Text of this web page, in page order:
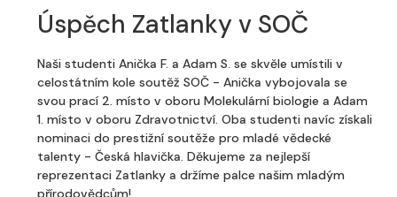
Úspěch Zatlanky v SOČ
Naši studenti Anička F. a Adam S. se skvěle umístili v
celostátním kole soutěž SOČ - Anička vybojovala se
svou prací 2. místo v oboru Molekulární biologie a Adam
1. místo v oboru Zdravotnictví. Oba studenti navíc získali
nominaci do prestižní soutěže pro mladé vědecké
talenty - Česká hlavička. Děkujeme za nejlepší
reprezentaci Zatlanky a držíme palce našim mladým
přírodovědcům!